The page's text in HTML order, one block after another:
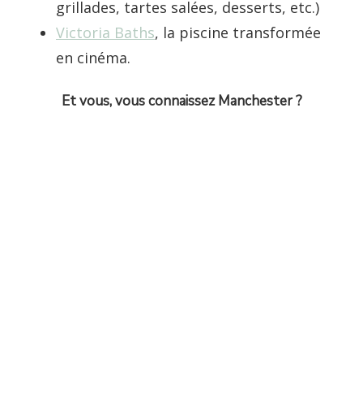
grillades, tartes salées, desserts, etc.)
Victoria Baths, la piscine transformée
en cinéma.
Et vous, vous connaissez Manchester ?